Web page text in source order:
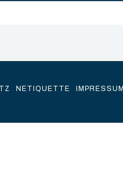
NETIQUETTE IMPRESSUM